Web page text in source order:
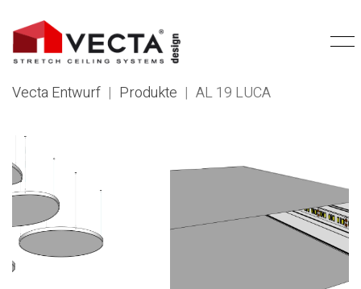
Vecta Entwurf | Produkte | AL 19 LUCA